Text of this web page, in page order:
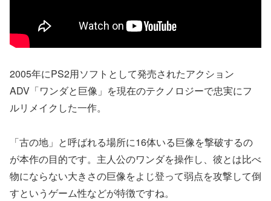
2005年にPS2用ソフトとして発売されたアクション
ADV「ワンダと巨像」を現在のテクノロジーで忠実にフ
ルリメイクした一作。
「古の地」と呼ばれる場所に16体いる巨像を撃破するの
が本作の目的です。主人公のワンダを操作し、彼とは比べ
物にならない大きさの巨像をよじ登って弱点を攻撃して倒
すというゲーム性などが特徴ですね。